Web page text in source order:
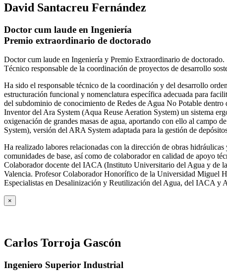
David Santacreu Fernández
Doctor cum laude en Ingeniería
Premio extraordinario de doctorado
Doctor cum laude en Ingeniería y Premio Extraordinario de doctorado.
Técnico responsable de la coordinación de proyectos de desarrollo
Ha sido el responsable técnico de la coordinación y del desarrollo
estructuración funcional y nomenclatura específica adecuada para
del subdominio de conocimiento de Redes de Agua No Potable
Inventor del Ara System (Aqua Reuse Aeration System) un sistema
oxigenación de grandes masas de agua, aportando con ello al
System), versión del ARA System adaptada para la gestión de
Ha realizado labores relacionadas con la dirección de obras
comunidades de base, así como de colaborador en calidad de apoyo
Colaborador docente del IACA (Instituto Universitario del Agua y de
Valencia. Profesor Colaborador Honorífico de la Universidad Miguel
Especialistas en Desalinización y Reutilización del Agua, del IACA
×
Carlos Torroja Gascón
Ingeniero Superior Industrial